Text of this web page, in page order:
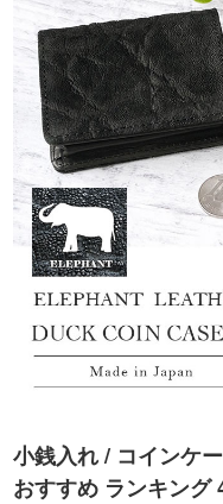
小銭入れ / コインケ
おすすめ ランキング